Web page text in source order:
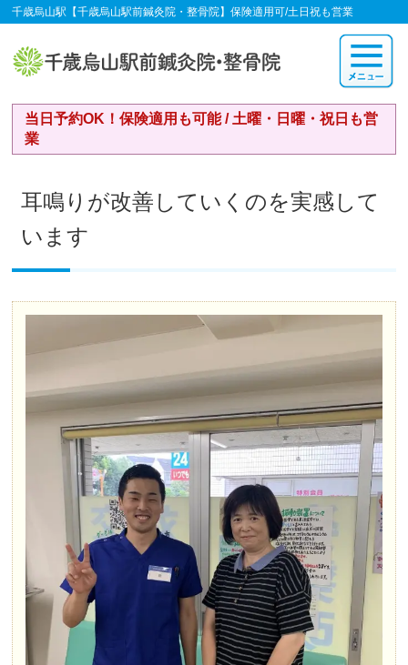
千歳烏山駅【千歳烏山駅前鍼灸院・整骨院】保険適用可/土日祝も営業
当日予約OK！保険適用も可能 / 土曜・日曜・祝日も営
業
耳鳴りが改善していくのを実感して
います